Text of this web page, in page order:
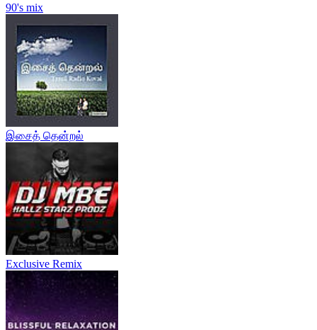
90's mix
இசைத் தென்றல்
Exclusive Remix